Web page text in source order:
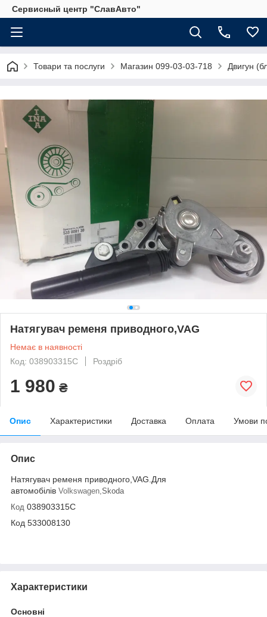
Сервисный центр "СлавАвто"
Товари та послуги Магазин 099-03-03-718 Двигун
Натягувач ременя приводного,VAG
Немає в наявності
Код: 038903315C
Роздріб
1 980 ₴
Опис Характеристики Доставка Оплата Умови
Опис
Натягувач ременя приводного,VAG.Для
автомобілів Volkswagen, Skoda
Код 038903315C
Код 533008130
Характеристики
Основні